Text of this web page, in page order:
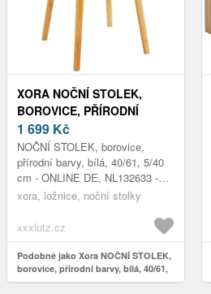
XORA NOČNÍ STOLEK,
BOROVICE, PŘÍRODNÍ
BARVY, BÍLÁ, 40/61, 5/40 CM
1 699 Kč
NOČNÍ STOLEK, borovice,
přírodní barvy, bílá, 40/61, 5/40
cm - ONLINE DE, NL132633 -
BAMBUS NATUR/WEIß - B/H/T:
xora, ložnice, noční stolky
xxxlutz.cz
Podobně jako Xora NOČNÍ STOLEK,
borovice, přírodní barvy, bílá, 40/61,
5/40 cm